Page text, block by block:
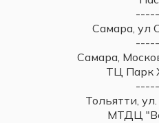
Самара, ул
Самара,
ТЦ Парк
Тольятти,
МТДЦ